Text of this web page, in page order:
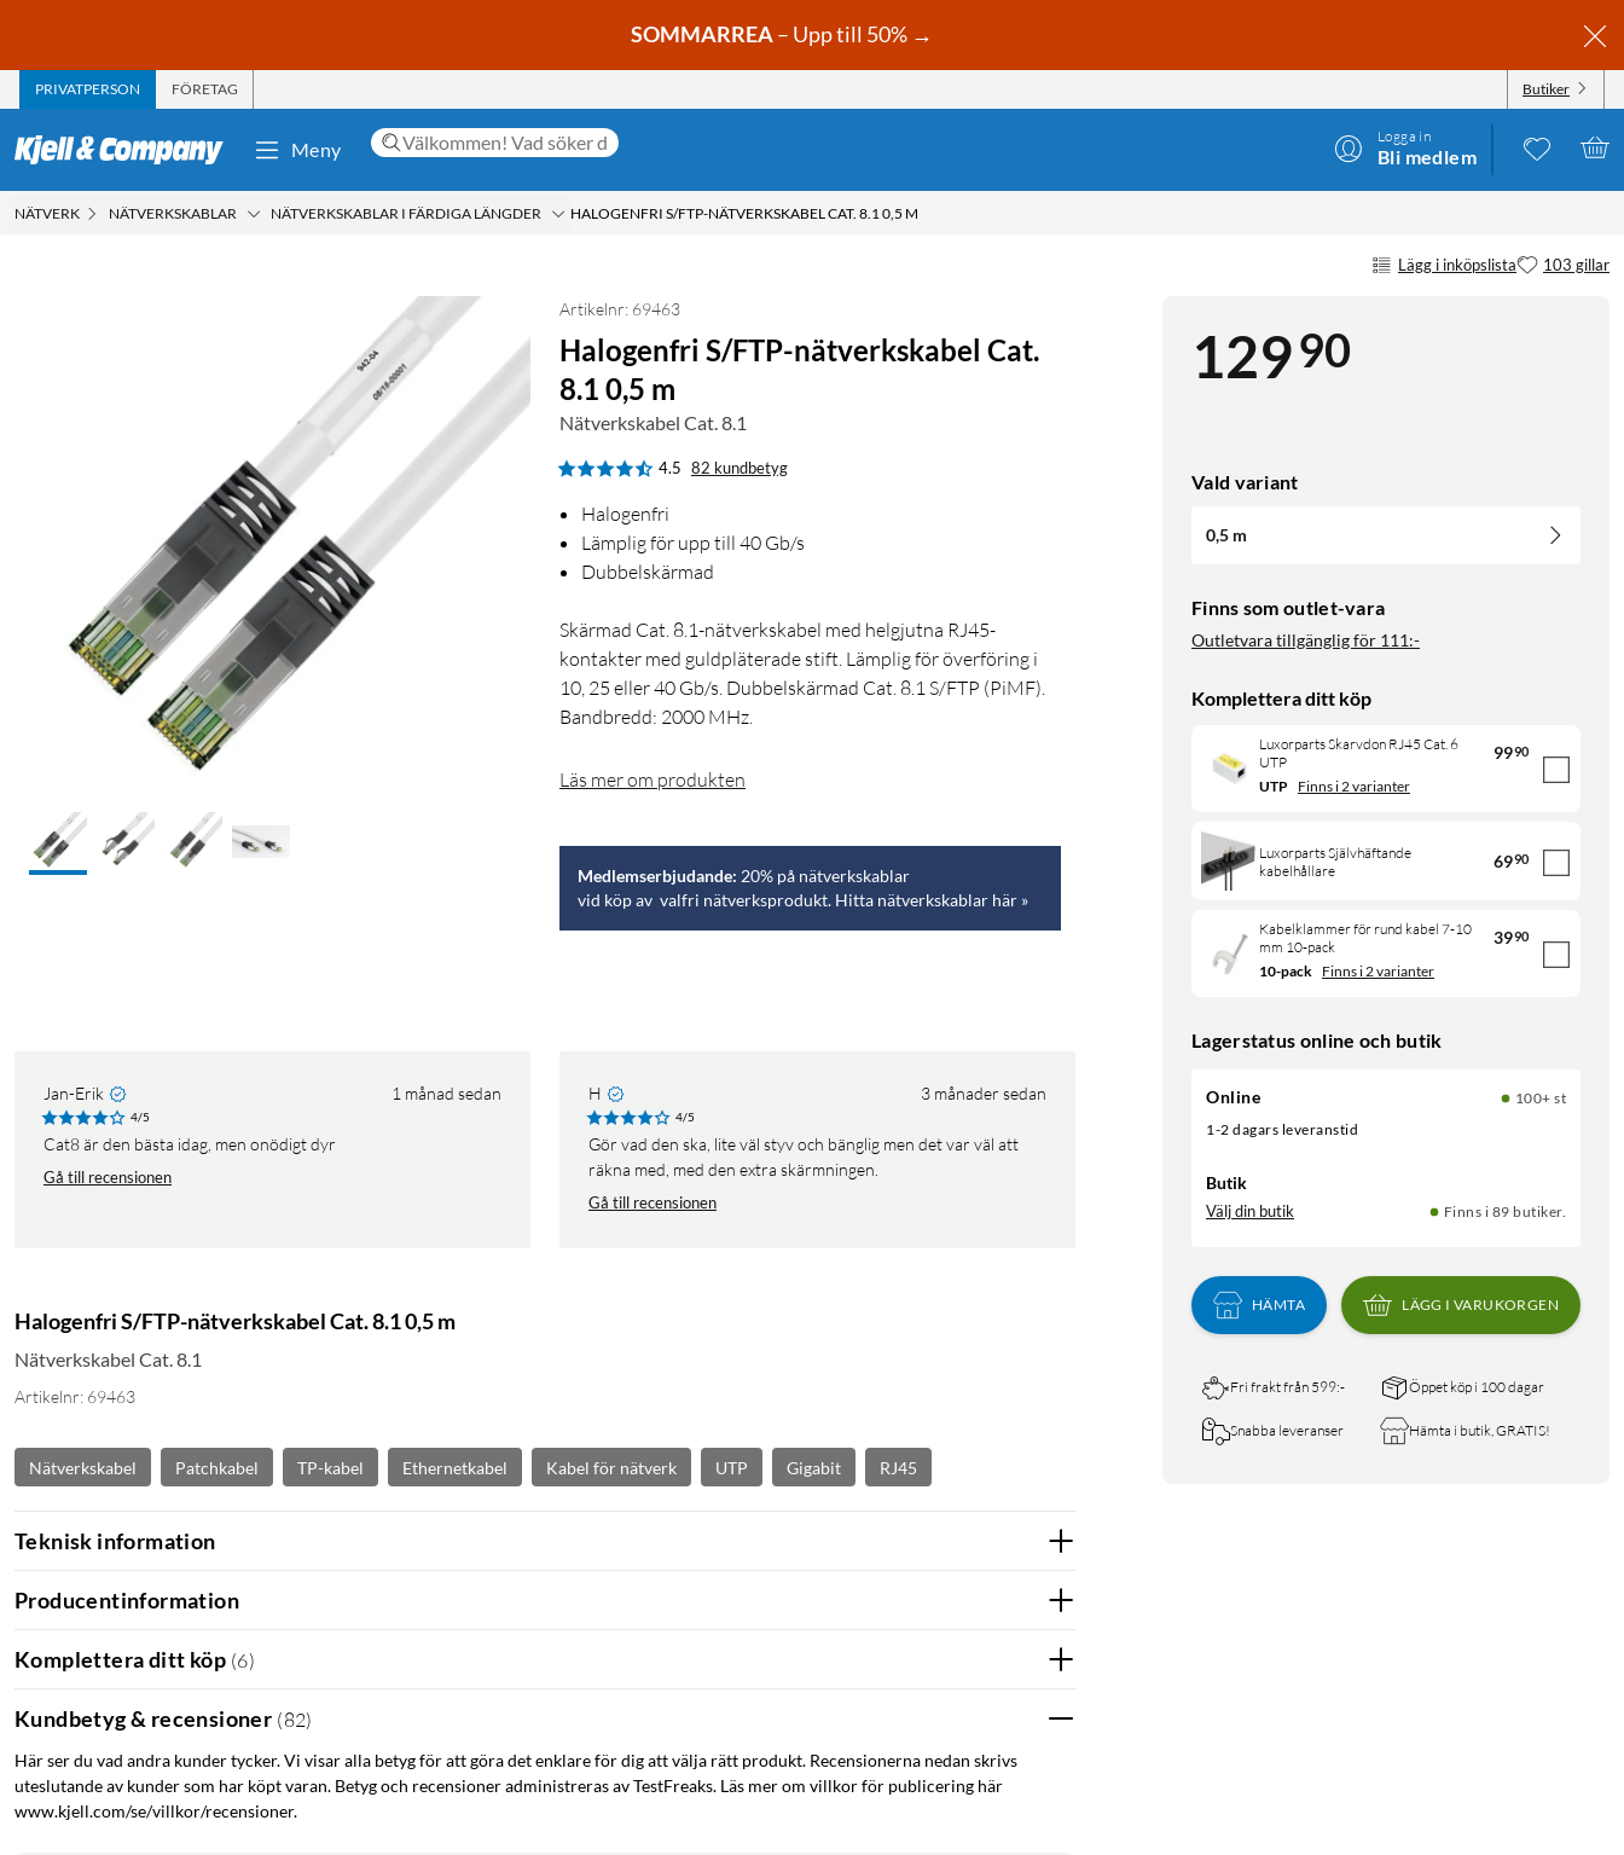
SOMMARREA– Upp till 50% →
PRIVATPERSON FÖRETAG Butiker
Meny
Logga in
Bli medlem
NÄTVERK NÄTVERKSKABLAR NÄTVERKSKABLAR I FÄRDIGA LÄNGDER HALOGENFRI S/FTP-NÄTVERKSKABEL CAT. 8.1 0,5 M
Lägg i inköpslista 103 gillar
12990
Vald variant
0,5 m
Finns som outlet-vara
Outletvara tillgänglig för 111:-
Komplettera ditt köp
Luxorparts Skarvdon RJ45 Cat. 6
UTP
9990
UTP Finns i 2 varianter
Luxorparts Självhäftande
kabelhållare
6990
Kabelklammer för rund kabel 7-10
mm 10-pack
3990
10-pack Finns i 2 varianter
Lagerstatus online och butik
Online
100+ st
1-2 dagars leveranstid
Butik
Välj din butik Finns i 89 butiker.
HÄMTA LÄGG I VARUKORGEN
Fri frakt från 599:- Öppet köp i 100 dagar
Snabba leveranser Hämta i butik, GRATIS!
Artikelnr: 69463
Halogenfri S/FTP-nätverkskabel Cat.
8.1 0,5 m
Nätverkskabel Cat. 8.1
4.5 82 kundbetyg
Halogenfri
Lämplig för upp till 40 Gb/s
Dubbelskärmad
Skärmad Cat. 8.1-nätverkskabel med helgjutna RJ45-
kontakter med guldpläterade stift. Lämplig för överföring i
10, 25 eller 40 Gb/s. Dubbelskärmad Cat. 8.1 S/FTP (PiMF).
Bandbredd: 2000 MHz.
Läs mer om produkten
Medlemserbjudande: 20% på nätverkskablar
vid köp av valfri nätverksprodukt. Hitta nätverkskablar här »
Jan-Erik 1 månad sedan
4/5
Cat8 är den bästa idag, men onödigt dyr
Gå till recensionen
H 3 månader sedan
4/5
Gör vad den ska, lite väl styv och bänglig men det var väl att
räkna med, med den extra skärmningen.
Gå till recensionen
Halogenfri S/FTP-nätverkskabel Cat. 8.1 0,5 m
Nätverkskabel Cat. 8.1
Artikelnr: 69463
Nätverkskabel Patchkabel TP-kabel Ethernetkabel Kabel för nätverk UTP Gigabit RJ45
Teknisk information
Producentinformation
Komplettera ditt köp (6)
Kundbetyg & recensioner (82)
Här ser du vad andra kunder tycker. Vi visar alla betyg för att göra det enklare för dig att välja rätt produkt. Recensionerna nedan skrivs
uteslutande av kunder som har köpt varan. Betyg och recensioner administreras av TestFreaks. Läs mer om villkor för publicering här
www.kjell.com/se/villkor/recensioner.